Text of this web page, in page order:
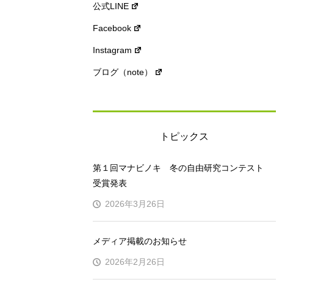
公式LINE
Facebook
Instagram
ブログ（note）
トピックス
第１回マナビノキ 冬の自由研究コンテスト
受賞発表
2026年3月26日
メディア掲載のお知らせ
2026年2月26日